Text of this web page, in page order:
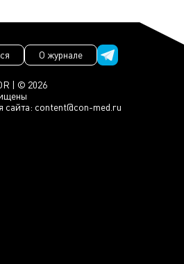
| © 2026
сайта: content@con-med.ru
О журнале